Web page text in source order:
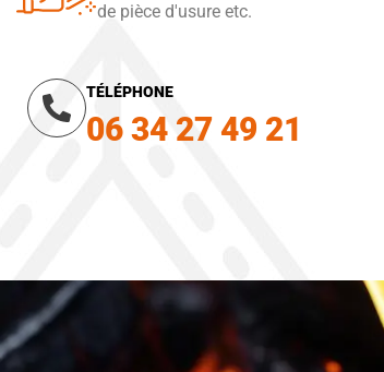
de pièce d'usure etc.
TÉLÉPHONE
06 34 27 49 21